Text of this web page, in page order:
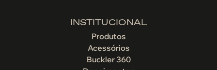
INSTITUCIONAL
Produtos
Acessórios
Buckler 360